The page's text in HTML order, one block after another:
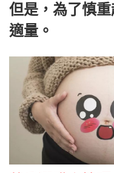
但是，為了慎
適量。